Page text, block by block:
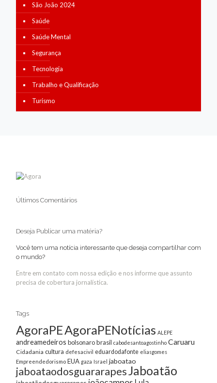
São João 2024
Saúde
Saúde Mental
Segurança
Tecnologia
Trabalho e Qualificação
Turismo
Últimos Comentários
Deseja Publicar uma matéria?
Você tem uma notícia interessante que deseja compartilhar com
o mundo?
Entre em contato com nossa edição e nos informe que assunto
precisa de cobertura jornalística.
Tags
AgoraPEAgoraPENotícias ALEPE
andreamedeiros bolsonarobrasil cabodesantoagostinho Caruaru
Cidadania cultura defesacivil eduardodafonte eliasgomes
Empreendedorismo EUA gaza Israel jaboatao
jaboataodosguararapesJaboatão